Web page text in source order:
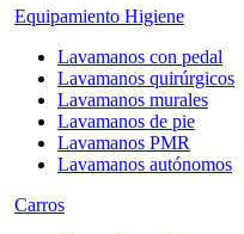
Equipamiento Higiene
Lavamanos con pedal
Lavamanos quirúrgicos
Lavamanos murales
Lavamanos de pie
Lavamanos PMR
Lavamanos autónomos
Carros